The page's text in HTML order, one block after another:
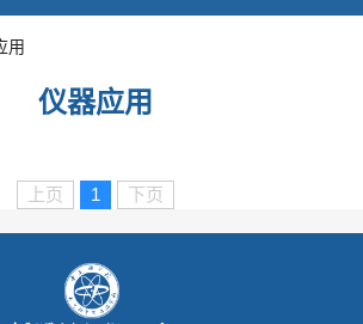
用
仪器应用
上页 1 下页